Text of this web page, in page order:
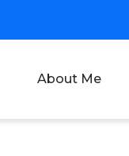
Saputra
Trainer &
About Me